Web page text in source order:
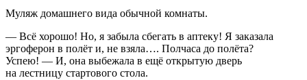
Муляж домашнего вида обычной комнаты.
— Всё хорошо! Но, я забыла сбегать в аптеку! Я заказала
эргоферон в полёт и, не взяла…. Полчаса до полёта?
Успею! — И, она выбежала в ещё открытую дверь
на лестницу стартового стола.